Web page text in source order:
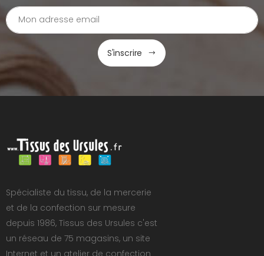
S'inscrire
Spécialiste du tissu, de la mercerie
et de la confection sur mesure
depuis 1986, Tissus des Ursules c'est
un réseau de 75 magasins, un site
Internet et un atelier de confection